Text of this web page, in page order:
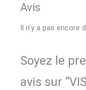
Avis
Il n’y a pas encore
Soyez le
avis sur